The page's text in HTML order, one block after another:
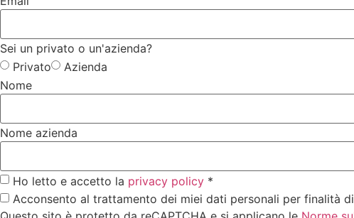
Sei un privato o un'azienda?
Privato
Azienda
Nome
Nome azienda
Ho letto e accetto la privacy policy *
Acconsento al trattamento dei miei dati personali per finalità